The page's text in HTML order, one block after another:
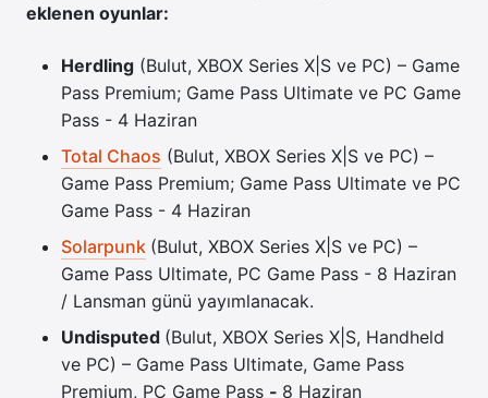
eklenen oyunlar:
Herdling (Bulut, XBOX Series X|S ve PC) – Game
Pass Premium; Game Pass Ultimate ve PC Game
Pass - 4 Haziran
Total Chaos (Bulut, XBOX Series X|S ve PC) –
Game Pass Premium; Game Pass Ultimate ve PC
Game Pass - 4 Haziran
Solarpunk (Bulut, XBOX Series X|S ve PC) –
Game Pass Ultimate, PC Game Pass - 8 Haziran
/ Lansman günü yayımlanacak.
Undisputed (Bulut, XBOX Series X|S, Handheld
ve PC) – Game Pass Ultimate, Game Pass
Premium, PC Game Pass - 8 Haziran